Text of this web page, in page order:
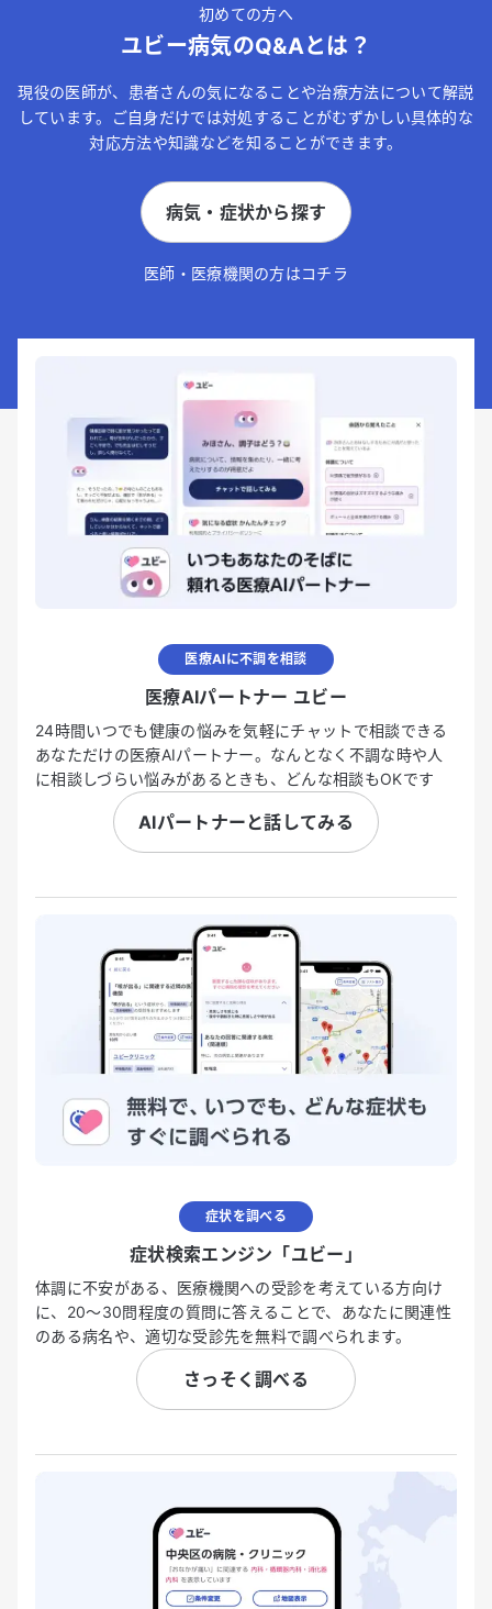
初めての方へ
ユビー病気のQ&Aとは？
現役の医師が、患者さんの気になることや治療方法について解説
しています。ご自身だけでは対処することがむずかしい具体的な
対応方法や知識などを知ることができます。
病気・症状から探す
医師・医療機関の方はコチラ
医療AIに不調を相談
医療AIパートナー ユビー
24時間いつでも健康の悩みを気軽にチャットで相談できる
あなただけの医療AIパートナー。なんとなく不調な時や人
に相談しづらい悩みがあるときも、どんな相談もOKです
AIパートナーと話してみる
症状を調べる
症状検索エンジン「ユビー」
体調に不安がある、医療機関への受診を考えている方向け
に、20〜30問程度の質問に答えることで、あなたに関連性
のある病名や、適切な受診先を無料で調べられます。
さっそく調べる